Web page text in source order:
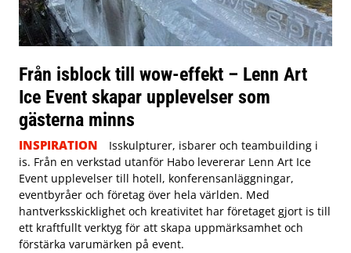
Från isblock till wow-effekt – Lenn Art
Ice Event skapar upplevelser som
gästerna minns
INSPIRATION
Isskulpturer, isbarer och teambuilding i
is. Från en verkstad utanför Habo levererar Lenn Art Ice
Event upplevelser till hotell, konferensanläggningar,
eventbyråer och företag över hela världen. Med
hantverksskicklighet och kreativitet har företaget gjort is till
ett kraftfullt verktyg för att skapa uppmärksamhet och
förstärka varumärken på event.